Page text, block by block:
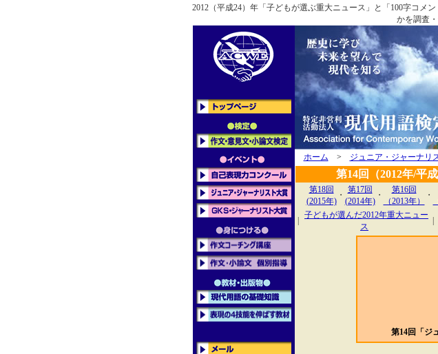
2012（平成24）年「子どもが選ぶ重大ニュース」と「100字コメ
かを調査・
ホーム > ジュニア・ジャーナリ
第14回（2012年/平
第18回
(2015年)
・
第17回
(2014年)
・
第16回
（2013年）
・
子どもが選んだ2012年重大ニュー
ス
第14回「ジ